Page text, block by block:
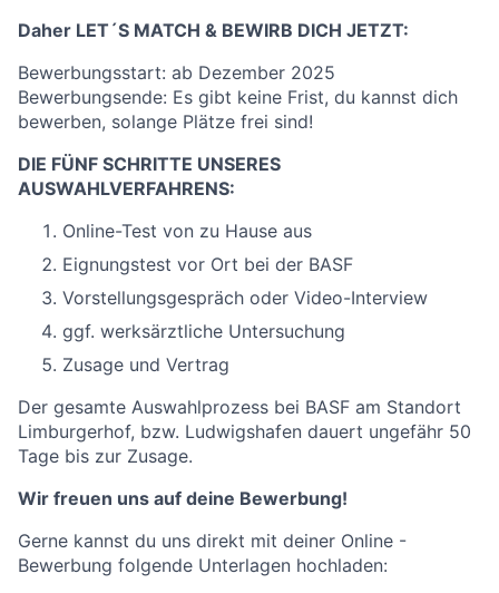
Daher LET´S MATCH & BEWIRB DICH JETZT:
Bewerbungsstart: ab Dezember 2025
Bewerbungsende: Es gibt keine Frist, du kannst dich
bewerben, solange Plätze frei sind!
DIE FÜNF SCHRITTE UNSERES
AUSWAHLVERFAHRENS:
Online-Test von zu Hause aus
Eignungstest vor Ort bei der BASF
Vorstellungsgespräch oder Video-Interview
ggf. werksärztliche Untersuchung
Zusage und Vertrag
Der gesamte Auswahlprozess bei BASF am Standort
Limburgerhof, bzw. Ludwigshafen dauert ungefähr 50
Tage bis zur Zusage.
Wir freuen uns auf deine Bewerbung!
Gerne kannst du uns direkt mit deiner Online -
Bewerbung folgende Unterlagen hochladen: